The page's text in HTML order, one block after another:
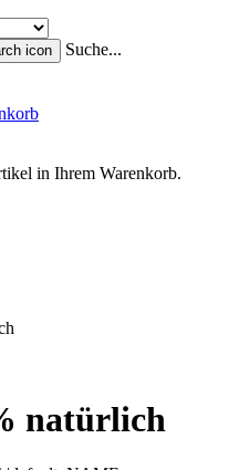
Suche...
in Ihrem Warenkorb.
natürlich